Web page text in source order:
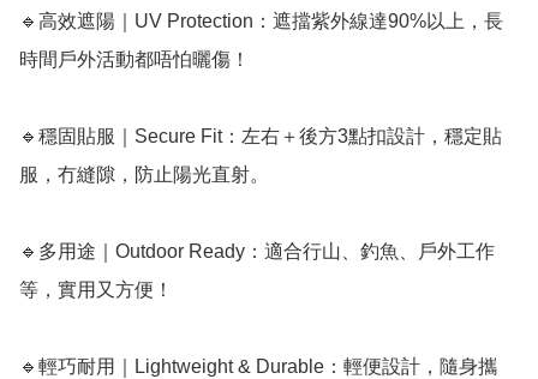
🔹高效遮陽｜UV Protection：遮擋紫外線達90%以上，長
時間戶外活動都唔怕曬傷！
🔹穩固貼服｜Secure Fit：左右＋後方3點扣設計，穩定貼
服，冇縫隙，防止陽光直射。
🔹多用途｜Outdoor Ready：適合行山、釣魚、戶外工作
等，實用又方便！
🔹輕巧耐用｜Lightweight & Durable：輕便設計，隨身攜